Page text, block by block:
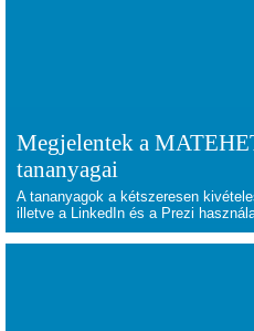
Megjelentek a
tananyagai
A tananyagok a kétszeresen
illetve a LinkedIn és a Prezi